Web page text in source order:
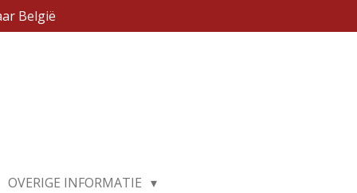
België
OVERIGE INFORMATIE